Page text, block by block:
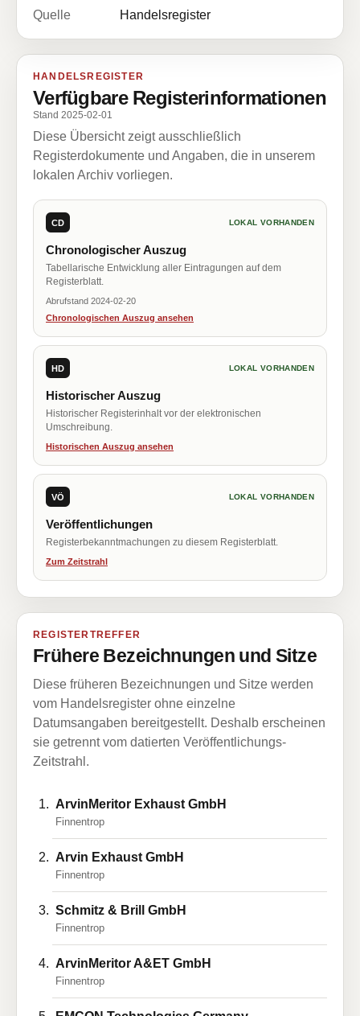
Quelle
Handelsregister
HANDELSREGISTER
Verfügbare Registerinformationen
Stand 2025-02-01
Diese Übersicht zeigt ausschließlich
Registerdokumente und Angaben, die in unserem
lokalen Archiv vorliegen.
CD LOKAL VORHANDEN
Chronologischer Auszug
Tabellarische Entwicklung aller Eintragungen auf dem
Registerblatt.
Abrufstand 2024-02-20
Chronologischen Auszug ansehen
HD LOKAL VORHANDEN
Historischer Auszug
Historischer Registerinhalt vor der elektronischen
Umschreibung.
Historischen Auszug ansehen
VÖ LOKAL VORHANDEN
Veröffentlichungen
Registerbekanntmachungen zu diesem Registerblatt.
Zum Zeitstrahl
REGISTERTREFFER
Frühere Bezeichnungen und Sitze
Diese früheren Bezeichnungen und Sitze werden
vom Handelsregister ohne einzelne
Datumsangaben bereitgestellt. Deshalb erscheinen
sie getrennt vom datierten Veröffentlichungs-
Zeitstrahl.
ArvinMeritor Exhaust GmbH
Finnentrop
Arvin Exhaust GmbH
Finnentrop
Schmitz & Brill GmbH
Finnentrop
ArvinMeritor A&ET GmbH
Finnentrop